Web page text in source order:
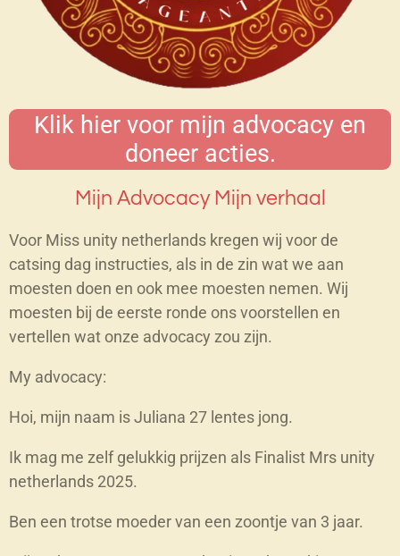
Klik hier voor mijn advocacy en
doneer acties.
Mijn Advocacy Mijn verhaal
Voor Miss unity netherlands kregen wij voor de
catsing dag instructies, als in de zin wat we aan
moesten doen en ook mee moesten nemen. Wij
moesten bij de eerste ronde ons voorstellen en
vertellen wat onze advocacy zou zijn.
My advocacy:
Hoi, mijn naam is Juliana 27 lentes jong.
Ik mag me zelf gelukkig prijzen als Finalist Mrs unity
netherlands 2025.
Ben een trotse moeder van een zoontje van 3 jaar.